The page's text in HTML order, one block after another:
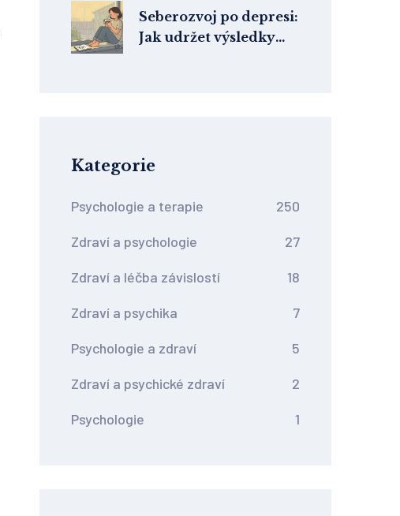
Seberozvoj po depresi:
Jak udržet výsledky
Kategorie
Psychologie a terapie 250
Zdraví a psychologie 27
Zdraví a léčba závislostí 18
Zdraví a psychika 7
Psychologie a zdraví 5
Zdraví a psychické zdraví 2
Psychologie 1